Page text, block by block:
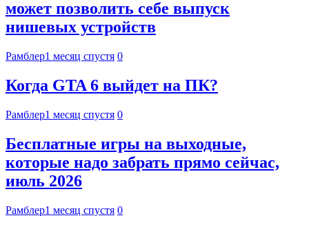
может позволить себе выпуск
нишевых устройств
Рамблер1 месяц спустя 0
Когда GTA 6 выйдет на ПК?
Рамблер1 месяц спустя 0
Бесплатные игры на выходные,
которые надо забрать прямо сейчас,
июль 2026
Рамблер1 месяц спустя 0